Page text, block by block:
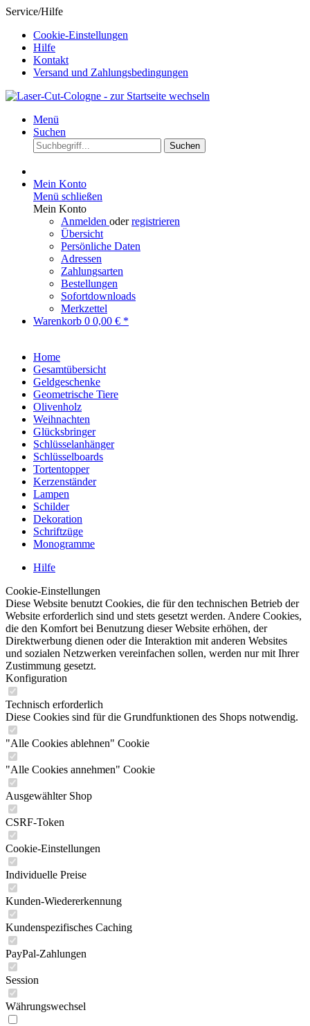
Service/Hilfe
Cookie-Einstellungen
Hilfe
Kontakt
Versand und Zahlungsbedingungen
Menü
Suchen
Suchen
Mein Konto
Menü schließen
Mein Konto
Anmelden oderregistrieren
Übersicht
Persönliche Daten
Adressen
Zahlungsarten
Bestellungen
Sofortdownloads
Merkzettel
Warenkorb 0 0,00 € *
Home
Gesamtübersicht
Geldgeschenke
Geometrische Tiere
Olivenholz
Weihnachten
Glücksbringer
Schlüsselanhänger
Schlüsselboards
Tortentopper
Kerzenständer
Lampen
Schilder
Dekoration
Schriftzüge
Monogramme
Hilfe
Cookie-Einstellungen
Diese Website benutzt Cookies, die für den technischen Betrieb der
Website erforderlich sind und stets gesetzt werden. Andere Cookies,
die den Komfort bei Benutzung dieser Website erhöhen, der
Direktwerbung dienen oder die Interaktion mit anderen Websites
und sozialen Netzwerken vereinfachen sollen, werden nur mit Ihrer
Zustimmung gesetzt.
Konfiguration
Technisch erforderlich
Diese Cookies sind für die Grundfunktionen des Shops notwendig.
"Alle Cookies ablehnen" Cookie
"Alle Cookies annehmen" Cookie
Ausgewählter Shop
CSRF-Token
Cookie-Einstellungen
Individuelle Preise
Kunden-Wiedererkennung
Kundenspezifisches Caching
PayPal-Zahlungen
Session
Währungswechsel